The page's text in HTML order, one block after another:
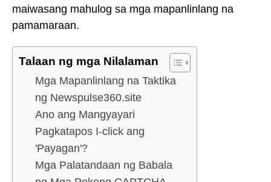
maiwasang mahulog sa mga mapanlinlang na
pamamaraan.
Talaan ng mga Nilalaman
Mga Mapanlinlang na Taktika
ng Newspulse360.site
Ano ang Mangyayari
Pagkatapos I-click ang
'Payagan'?
Mga Palatandaan ng Babala